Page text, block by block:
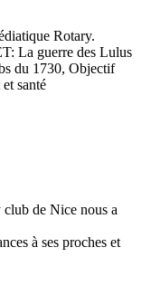
Rotary.
La guerre des Lulus
du 1730, Objectif
santé
de Nice nous a
à ses proches et